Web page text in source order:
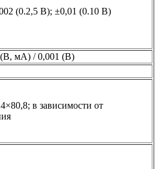
(0.2,5 В); ±0,01 (0.10 В)
(В, мА) / 0,001 (В)
в зависимости от